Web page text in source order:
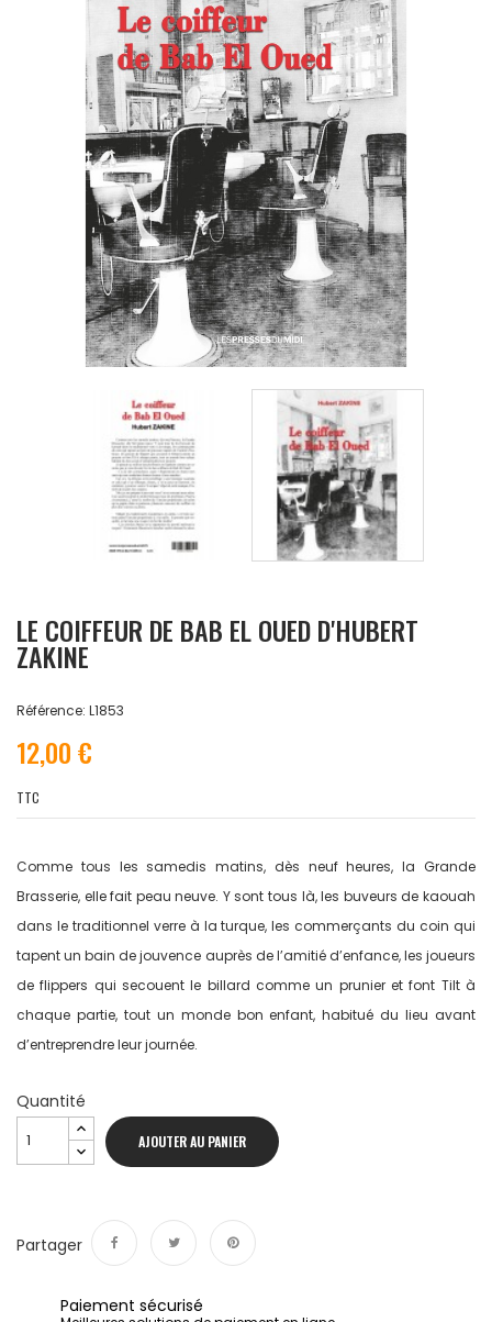
LE COIFFEUR DE BAB EL OUED D'HUBERT
ZAKINE
Référence: L1853
12,00 €
TTC
Comme tous les samedis matins, dès neuf heures, la Grande
Brasserie, elle fait peau neuve. Y sont tous là, les buveurs de kaouah
dans le traditionnel verre à la turque, les commerçants du coin qui
tapent un bain de jouvence auprès de l’amitié d’enfance, les joueurs
de flippers qui secouent le billard comme un prunier et font Tilt à
chaque partie, tout un monde bon enfant, habitué du lieu avant
d’entreprendre leur journée.
Quantité
AJOUTER AU PANIER
Partager
Paiement sécurisé